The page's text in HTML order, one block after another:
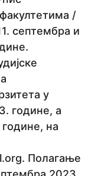
/
септембра и
у
године, а
на
Полагање